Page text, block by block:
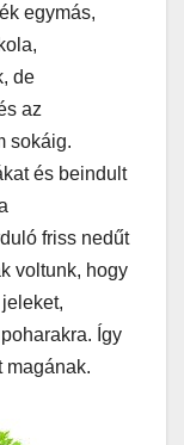
egymás,
de
az
sokáig.
és beindult
friss nedűt
voltunk, hogy
Így
magának.